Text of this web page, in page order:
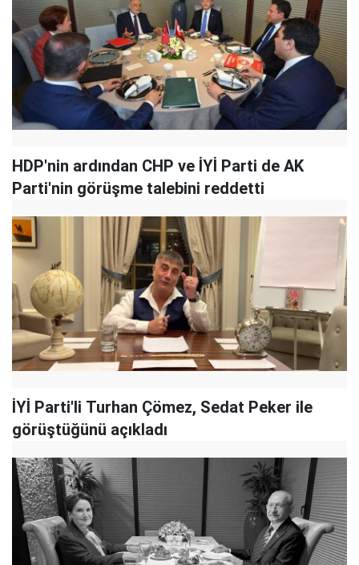
HDP'nin ardından CHP ve İYİ Parti de AK
Parti'nin görüşme talebini reddetti
İYİ Parti'li Turhan Çömez, Sedat Peker ile
görüştüğünü açıkladı